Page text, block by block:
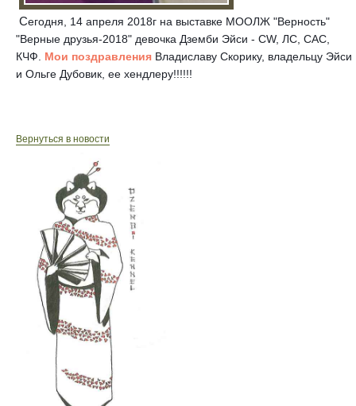
Сегодня, 14 апреля 2018г на выставке МООЛЖ "Верность"
"Верные друзья-2018" девочка Дземби Эйси - CW, ЛС, САС,
КЧФ. Мои поздравления Владиславу Скорику, владельцу Эйси
и Ольге Дубовик, ее хендлеру!!!!!!
Вернуться в новости